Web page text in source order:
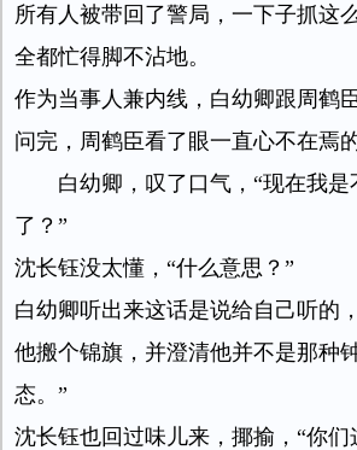
所有人被带回了警局，一下子抓这
全都忙得脚不沾地。
作为当事人兼内线，白幼卿跟周鹤
问完，周鹤臣看了眼一直心不在焉
白幼卿，叹了口气，“现在我
了？”
沈长钰没太懂，“什么意思？”
白幼卿听出来这话是说给自己听的
他搬个锦旗，并澄清他并不是那种
态。”
沈长钰也回过味儿来，揶揄，“你